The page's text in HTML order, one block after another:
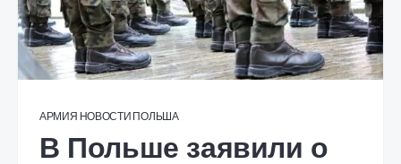
АРМИЯ НОВОСТИ ПОЛЬША
В Польше заявили о